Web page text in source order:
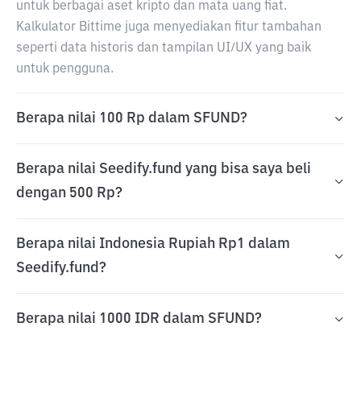
untuk berbagai aset kripto dan mata uang fiat.
Kalkulator Bittime juga menyediakan fitur tambahan
seperti data historis dan tampilan UI/UX yang baik
untuk pengguna.
Berapa nilai 100 Rp dalam SFUND?
Berapa nilai Seedify.fund yang bisa saya beli
dengan 500 Rp?
Berapa nilai Indonesia Rupiah Rp1 dalam
Seedify.fund?
Berapa nilai 1000 IDR dalam SFUND?